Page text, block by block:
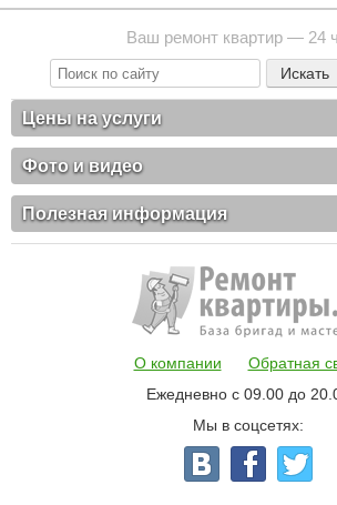
Ваш ремонт квартир — 24
Цены на услуги
Фото и видео
Полезная информация
О компании
Обратная
Ежедневно с 09.00 до
Мы в соцсетях: